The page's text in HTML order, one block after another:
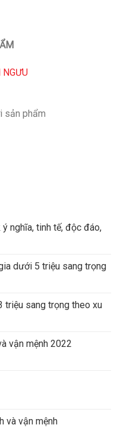
sản phẩm
nghĩa, tinh tế, độc đáo,
dưới 5 triệu sang trọng
triệu sang trọng theo xu
vận mệnh 2022
và vận mệnh